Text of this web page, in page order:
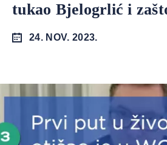
tukao Bjelogrlić i
24. NOV. 2023.